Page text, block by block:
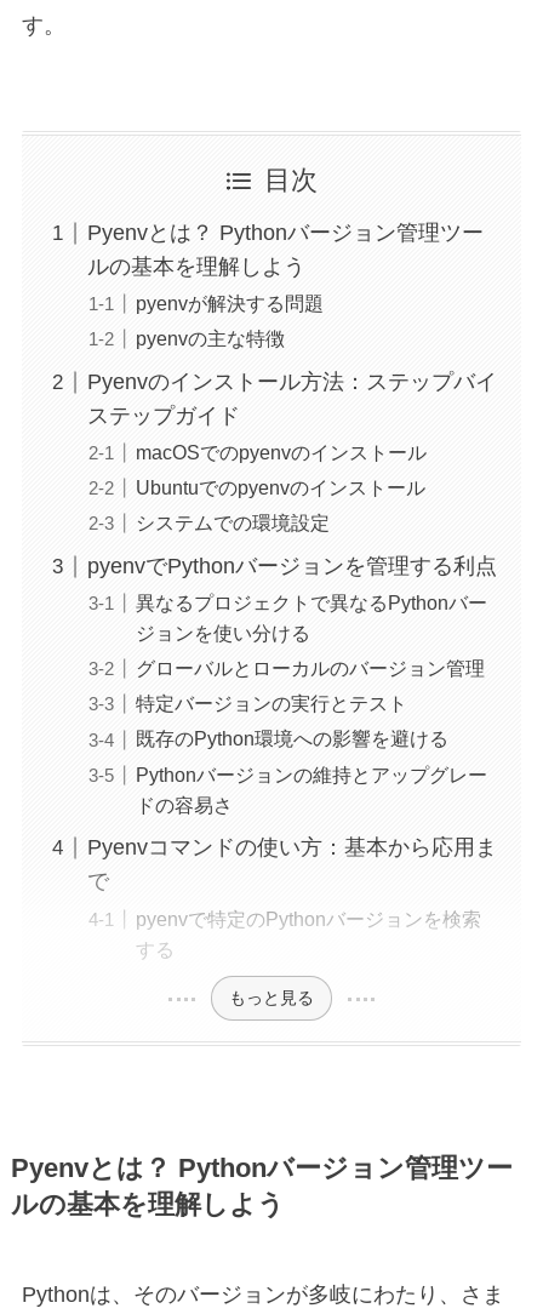
す。
目次
Pyenvとは？ Pythonバージョン管理ツー
ルの基本を理解しよう
pyenvが解決する問題
pyenvの主な特徴
Pyenvのインストール方法：ステップバイ
ステップガイド
macOSでのpyenvのインストール
Ubuntuでのpyenvのインストール
システムでの環境設定
pyenvでPythonバージョンを管理する利点
異なるプロジェクトで異なるPythonバー
ジョンを使い分ける
グローバルとローカルのバージョン管理
特定バージョンの実行とテスト
既存のPython環境への影響を避ける
Pythonバージョンの維持とアップグレー
ドの容易さ
Pyenvコマンドの使い方：基本から応用ま
で
pyenvで特定のPythonバージョンを検索
する
もっと見る
Pyenvとは？ Pythonバージョン管理ツー
ルの基本を理解しよう
Pythonは、そのバージョンが多岐にわたり、さま